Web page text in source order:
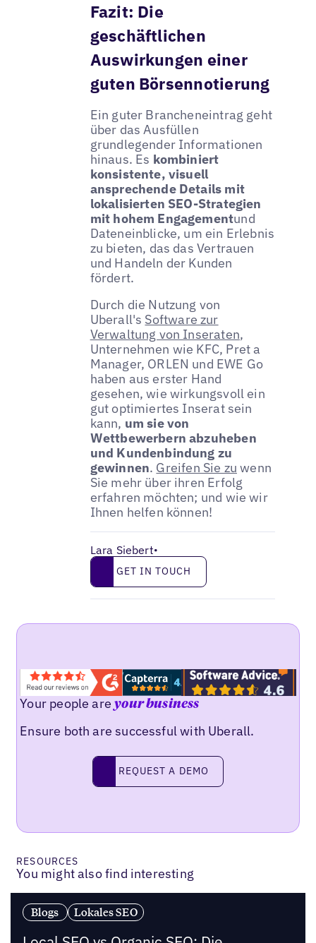
Fazit: Die
geschäftlichen
Auswirkungen einer
guten Börsennotierung
Ein guter Brancheneintrag geht
über das Ausfüllen
grundlegender Informationen
hinaus. Es kombiniert
konsistente, visuell
ansprechende Details mit
lokalisierten SEO-Strategien
mit hohem Engagementund
Dateneinblicke, um ein Erlebnis
zu bieten, das das Vertrauen
und Handeln der Kunden
fördert.
Durch die Nutzung von
Uberall's Software zur
Verwaltung von Inseraten,
Unternehmen wie KFC, Pret a
Manager, ORLEN und EWE Go
haben aus erster Hand
gesehen, wie wirkungsvoll ein
gut optimiertes Inserat sein
kann, um sie von
Wettbewerbern abzuheben
und Kundenbindung zu
gewinnen. Greifen Sie zu wenn
Sie mehr über ihren Erfolg
erfahren möchten; und wie wir
Ihnen helfen können!
Lara Siebert•
Get in touch
GET IN TOUCH
Your people areyour business
Ensure both are successful with Uberall.
Request a demo
REQUEST A DEMO
RESOURCES
You might also find interesting
Blogs Lokales SEO